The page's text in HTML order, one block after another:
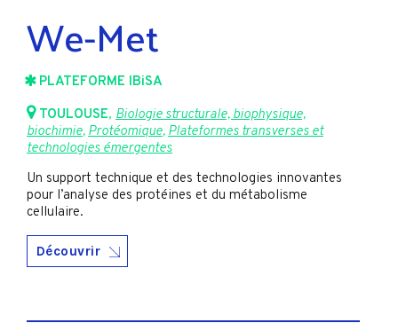
We-Met
PLATEFORME IBiSA
TOULOUSE, Biologie structurale, biophysique,
biochimie,Protéomique,Plateformes transverses et
technologies émergentes
Un support technique et des technologies innovantes
pour l’analyse des protéines et du métabolisme
cellulaire.
Découvrir